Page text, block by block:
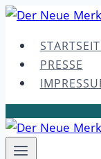
Skip
content
PRESSE